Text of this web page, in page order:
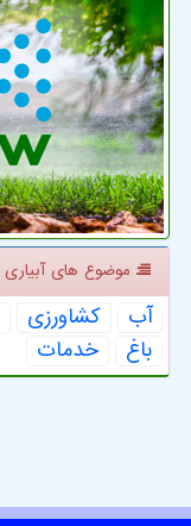
موضوع های آبیاری
آب كشاورزی
باغ
خدمات